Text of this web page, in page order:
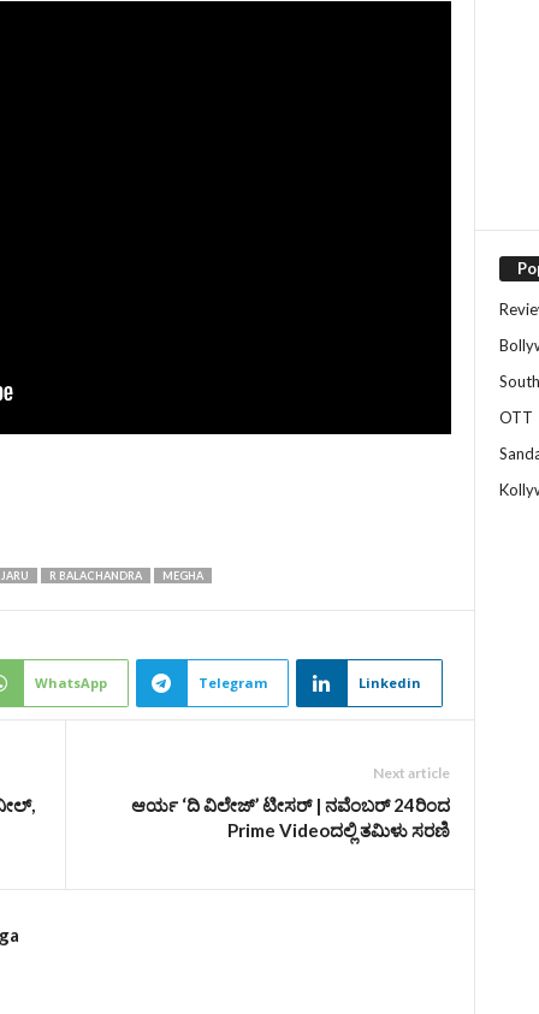
R BALACHANDRA MEGHA
WhatsApp Telegram Linkedin
Next article
ಆರ್ಯ ‘ದಿ ವಿಲೇಜ್‌’ ಟೀಸರ್ | ನವೆಂಬರ್‌ 24ರಿಂದ
Prime Videoದಲ್ಲಿ ತಮಿಳು ಸರಣಿ
OTT